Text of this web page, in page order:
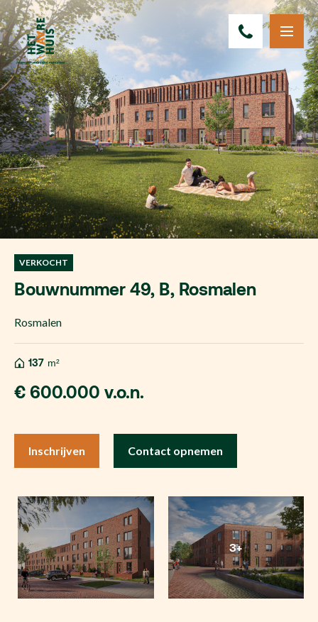
VERKOCHT
Bouwnummer 49, B, Rosmalen
Rosmalen
137 m²
€ 600.000 v.o.n.
Inschrijven Contact opnemen
3+